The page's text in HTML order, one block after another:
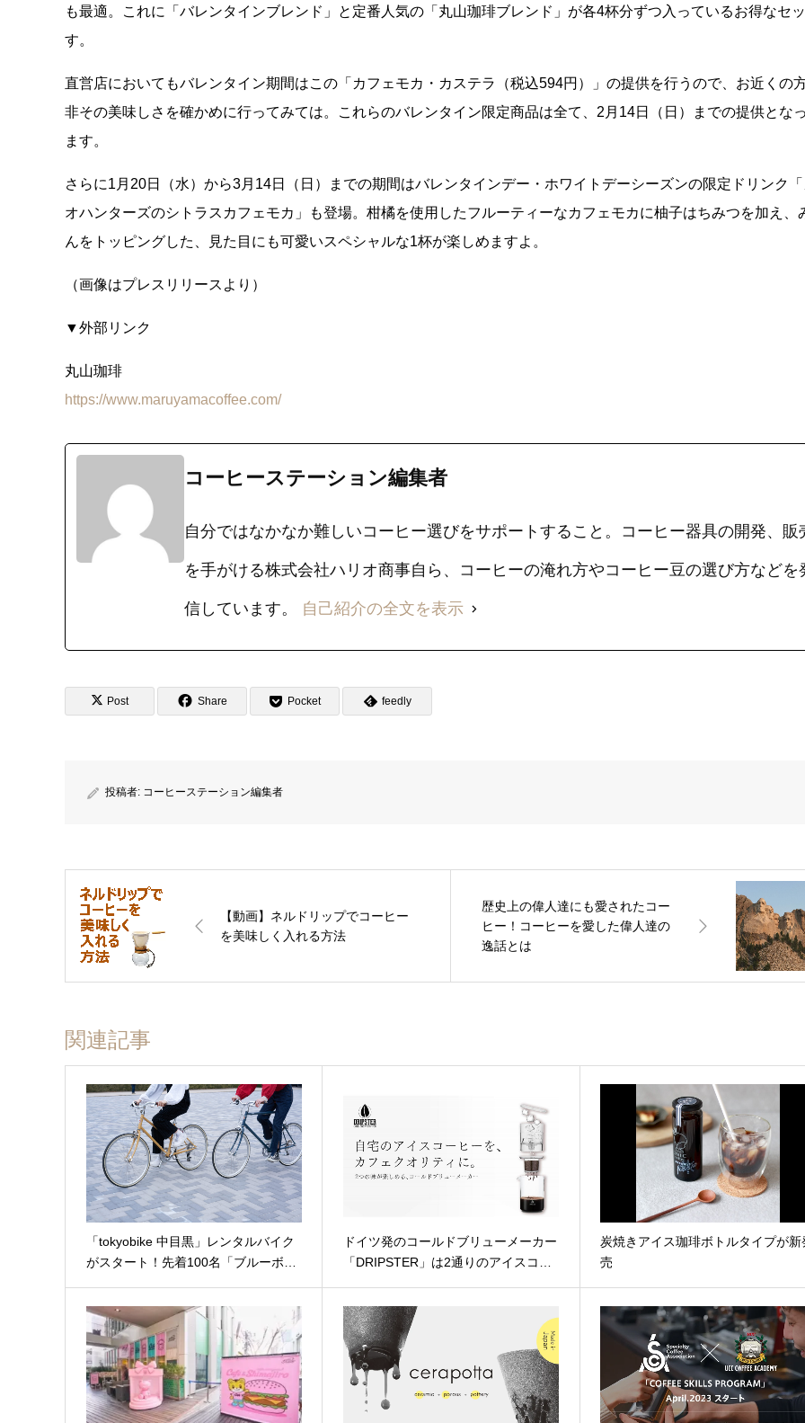
も最適。これに「バレンタインブレンド」と定番人気の「丸山珈琲ブレンド」が各4杯分ずつ入っているお得なセ
す。
直営店においてもバレンタイン期間はこの「カフェモカ・カステラ（税込594円）」の提供を行うので、お近くの
非その美味しさを確かめに行ってみては。これらのバレンタイン限定商品は全て、2月14日（日）までの提供とな
ます。
さらに1月20日（水）から3月14日（日）までの期間はバレンタインデー・ホワイトデーシーズンの限定ドリンク
オハンターズのシトラスカフェモカ」も登場。柑橘を使用したフルーティーなカフェモカに柚子はちみつを加え、
んをトッピングした、見た目にも可愛いスペシャルな1杯が楽しめますよ。
（画像はプレスリリースより）
▼外部リンク
丸山珈琲
https://www.maruyamacoffee.com/
コーヒーステーション編集者
自分ではなかなか難しいコーヒー選びをサポートすること。コーヒー器具の開発、販
を手がける株式会社ハリオ商事自ら、コーヒーの淹れ方やコーヒー豆の選び方などを
信しています。 自己紹介の全文を表示
Post Share Pocket feedly
投稿者: コーヒーステーション編集者
【動画】ネルドリップでコーヒー
を美味しく入れる方法
歴史上の偉人達にも愛されたコー
ヒー！コーヒーを愛した偉人達の
逸話とは
関連記事
「tokyobike 中目黒」レンタルバイク
がスタート！先着100名「ブルーボ…
ドイツ発のコールドブリューメーカー
「DRIPSTER」は2通りのアイスコ…
炭焼きアイス珈琲ボトルタイプが新
売